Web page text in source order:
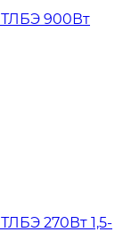
ТЛБЭ 900Вт
270Вт 1,5-